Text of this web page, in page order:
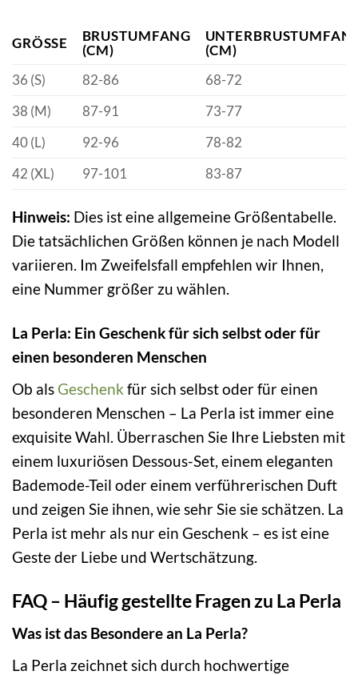
GRÖSSE
BRUSTUMFANG
(CM)
(CM)
36 (S)
82-86
68-72
38 (M)
87-91
73-77
40 (L)
92-96
78-82
42 (XL)
97-101 83-87
Hinweis: Dies ist eine allgemeine Größentabelle.
Die tatsächlichen Größen können je nach Modell
variieren. Im Zweifelsfall empfehlen wir Ihnen,
eine Nummer größer zu wählen.
La Perla: Ein Geschenk für sich selbst oder für
einen besonderen Menschen
Ob als Geschenk für sich selbst oder für einen
besonderen Menschen – La Perla ist immer eine
exquisite Wahl. Überraschen Sie Ihre Liebsten mit
einem luxuriösen Dessous-Set, einem eleganten
Bademode-Teil oder einem verführerischen Duft
und zeigen Sie ihnen, wie sehr Sie sie schätzen. La
Perla ist mehr als nur ein Geschenk – es ist eine
Geste der Liebe und Wertschätzung.
FAQ – Häufig gestellte Fragen zu La Perla
Was ist das Besondere an La Perla?
La Perla zeichnet sich durch hochwertige